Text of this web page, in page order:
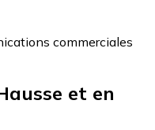
commerciales
et en